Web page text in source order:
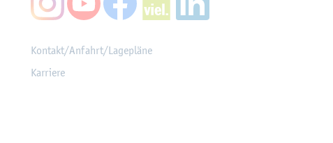
Kon­takt/An­fahrt/La­ge­plä­ne
Kar­rie­re